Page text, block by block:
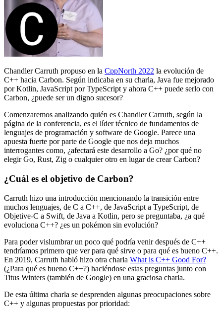
Chandler Carruth propuso en la CppNorth 2022 la evolución de
C++ hacia Carbon. Según indicaba en su charla, Java fue mejorado
por Kotlin, JavaScript por TypeScript y ahora C++ puede serlo con
Carbon, ¿puede ser un digno sucesor?
Comenzaremos analizando quién es Chandler Carruth, según la
página de la conferencia, es el líder técnico de fundamentos de
lenguajes de programación y software de Google. Parece una
apuesta fuerte por parte de Google que nos deja muchos
interrogantes como, ¿afectará este desarrollo a Go? ¿por qué no
elegir Go, Rust, Zig o cualquier otro en lugar de crear Carbon?
¿Cuál es el objetivo de Carbon?
Carruth hizo una introducción mencionando la transición entre
muchos lenguajes, de C a C++, de JavaScript a TypeScript, de
Objetive-C a Swift, de Java a Kotlin, pero se preguntaba, ¿a qué
evoluciona C++? ¿es un pokémon sin evolución?
Para poder vislumbrar un poco qué podría venir después de C++
tendríamos primero que ver para qué sirve o para qué es bueno C++.
En 2019, Carruth habló hizo otra charla What is C++ Good For?
(¿Para qué es bueno C++?) haciéndose estas preguntas junto con
Titus Winters (también de Google) en una graciosa charla.
De esta última charla se desprenden algunas preocupaciones sobre
C++ y algunas propuestas por prioridad: